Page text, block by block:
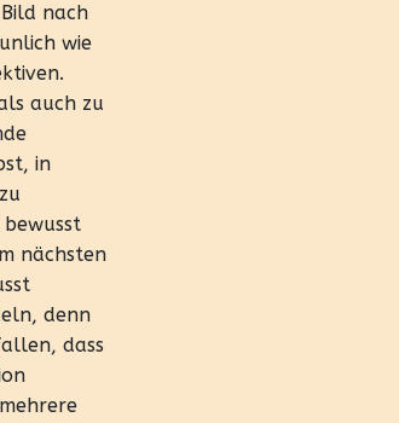
nach
wie
auch zu
in
nächsten
denn
dass